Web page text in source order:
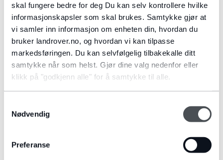
skal fungere bedre for deg Du kan selv kontrollere hvilke
informasjonskapsler som skal brukes. Samtykke gjør at
vi samler inn informasjon om enheten din, hvordan du
bruker landrover.no, og hvordan vi kan tilpasse
markedsføringen. Du kan selvfølgelig tilbakekalle ditt
samtykke når som helst. Gjør dine valg nedenfor eller
klikk på "godkjenn alle" for å samtykke til alle.
Nødvendig
Preferanse
Når du ringer vår kundeservice, og ikke velger å avslå å
ta opp samtalen, lagrer vi samtalen i tre måneder.
Personopplysningene kan lagres i lengre tid enn det som
er angitt ovenfor, i den grad vi plikter å gjøre det i
henhold til lov, forordning eller myndighetsbeslutning.
angående vår behandling av dine personopplysninger.